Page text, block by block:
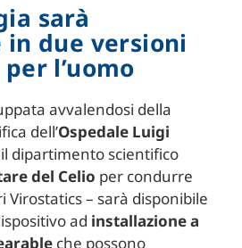
sarà
due versioni
l’uomo
avvalendosi della
dell’Ospedale Luigi
dipartimento scientifico
del Celio per condurre
Virostatics – sarà disponibile
ad installazione a
che possono